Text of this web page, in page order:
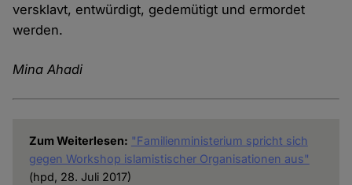
versklavt, entwürdigt, gedemütigt und ermordet
werden.
Mina Ahadi
Zum Weiterlesen: "Familienministerium spricht sich
gegen Workshop islamistischer Organisationen aus"
(hpd, 28. Juli 2017)